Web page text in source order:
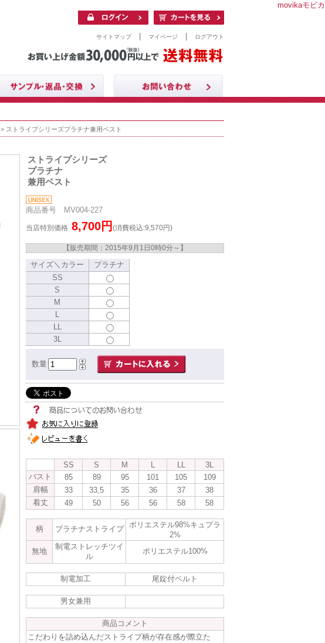
movikaモビカ
サイトマップ| マイページ ログアウト
> ストライプシリーズプラチナ兼用ベスト
ストライプシリーズ
プラチナ
兼用ベスト
商品番号 MV004-227
当店特別価格 8,700円 (消費税込:9,570円)
【販売期間： 2015年9月1日0時0分 ～】
サイズ＼カラー
プラチナ
SS
S
M
L
LL
3L
数量
SS S M L LL
3L
バスト
85 89 95 101 105
109
肩幅
33 33,5 35 36 37
38
着丈
49 50 56 56 58 58
柄 プラチナストライプ
ポリエステル98%キュプラ
2%
無地
制電ストレッチツイ
ル
ポリエステル100%
制電加工 尾錠付ベルト
男女兼用
商品コメント
こだわりを詰め込んだストライプ柄が存在感が際立た